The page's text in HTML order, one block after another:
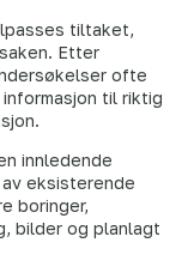
tiltaket,
Etter
ofte
til riktig
innledende
eksisterende
boringer,
bilder og planlagt